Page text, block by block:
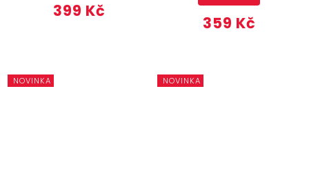
399 Kč
359 Kč
NOVINKA NOVINKA